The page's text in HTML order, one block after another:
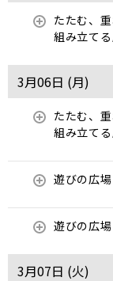
たたむ、
組み立てる
3月06日 (月)
たたむ、
組み立てる
遊びの広場
遊びの広
3月07日 (火)